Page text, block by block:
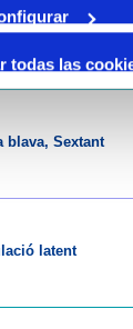
todas las
d'amistat
blava, Sextant
latent